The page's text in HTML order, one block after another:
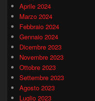
Aprile 2024
Marzo 2024
Febbraio 2024
Gennaio 2024
Dicembre 2023
Novembre 2023
Ottobre 2023
Settembre 2023
Agosto 2023
Luglio 2023